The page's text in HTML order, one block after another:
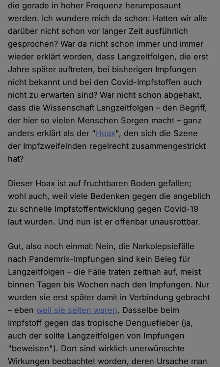
die gerade in hoher Frequenz herumposaunt
werden. Ich wundere mich da schon: Hatten wir alle
darüber nicht schon vor langer Zeit ausführlich
gesprochen? War da nicht schon immer und immer
wieder erklärt worden, dass Langzeitfolgen, die erst
Jahre später auftreten, bei bisherigen Impfungen
nicht bekannt und bei den Covid-Impfstoffen auch
nicht zu erwarten sind? War nicht schon abgehakt,
dass die Wissenschaft Langzeitfolgen – den Begriff,
der hier so vielen Menschen Sorgen macht – ganz
anders erklärt als der "Hoax", den sich die Szene
der Impfzweifelnden regelrecht zusammengestrickt
hat?
Dieser Hoax ist auf fruchtbaren Boden gefallen;
wohl auch, weil viele Bedenken gegen die angeblich
zu schnelle Impfstoffentwicklung gegen Covid-19
laut wurden. Und nun ist er offenbar unausrottbar.
Gut, also noch einmal: Nein, die Narkolepsiefälle
nach Pandemrix-Impfungen sind kein Beleg für
Langzeitfolgen – die Fälle traten zeitnah auf, meist
binnen Tagen bis Wochen nach den Impfungen. Nur
wurden sie erst später damit in Verbindung gebracht
– eben weil sie selten waren. Dasselbe beim
Impfstoff gegen das tropische Denguefieber (ja,
auch der sollte Langzeitfolgen von Impfungen
"beweisen"). Dort sind wirklich unerwünschte
Wirkungen beobachtet worden, deren Ursache man